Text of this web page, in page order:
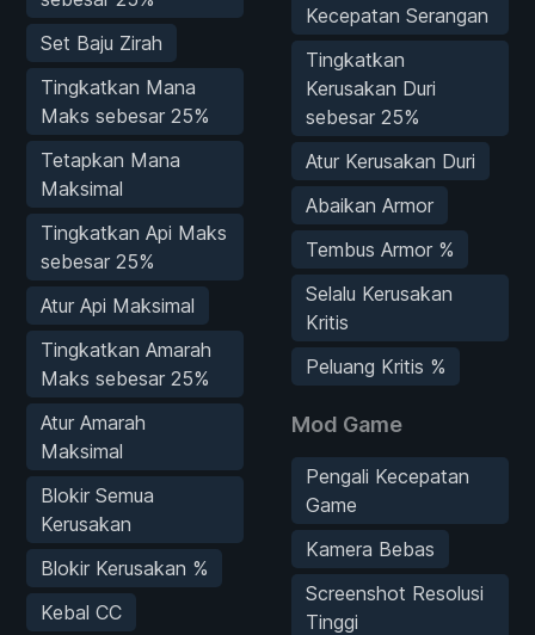
Set Baju Zirah
Tingkatkan Mana
Maks sebesar 25%
Tetapkan Mana
Maksimal
Tingkatkan Api Maks
sebesar 25%
Atur Api Maksimal
Tingkatkan Amarah
Maks sebesar 25%
Atur Amarah
Maksimal
Blokir Semua
Kerusakan
Blokir Kerusakan %
Kebal CC
Kecepatan Serangan
Tingkatkan
Kerusakan Duri
sebesar 25%
Atur Kerusakan Duri
Abaikan Armor
Tembus Armor %
Selalu Kerusakan
Kritis
Peluang Kritis %
Mod Game
Pengali Kecepatan
Game
Kamera Bebas
Screenshot Resolusi
Tinggi